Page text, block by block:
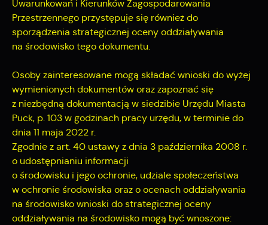
Uwarunkowań i Kierunków Zagospodarowania
Przestrzennego przystępuje się również do
sporządzenia strategicznej oceny oddziaływania
na środowisko tego dokumentu.
Osoby zainteresowane mogą składać wnioski do wyżej
wymienionych dokumentów oraz zapoznać się
z niezbędną dokumentacją w siedzibie Urzędu Miasta
Puck, p. 103 w godzinach pracy urzędu, w terminie do
dnia 11 maja 2022 r.
Zgodnie z art. 40 ustawy z dnia 3 października 2008 r.
o udostępnianiu informacji
o środowisku i jego ochronie, udziale społeczeństwa
w ochronie środowiska oraz o ocenach oddziaływania
na środowisko wnioski do strategicznej oceny
oddziaływania na środowisko mogą być wnoszone:
partnerami oraz innych dostawców usług. Firmy te działają w
charakterze pośredników prezentujących nasze treści w
postaci wiadomości, ofert, komunikatów mediów
społecznościowych.